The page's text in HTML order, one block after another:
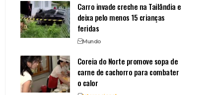
Carro invade creche na Tailândia e
deixa pelo menos 15 crianças
feridas
Mundo
Coreia do Norte promove sopa de
carne de cachorro para combater
o calor